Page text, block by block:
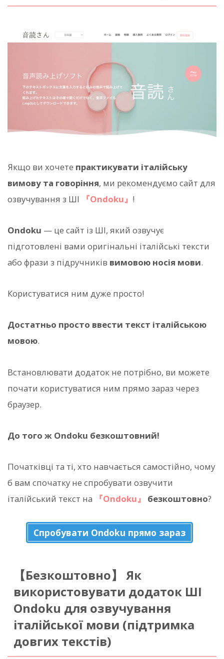
Якщо ви хочете практикувати італійську
вимову та говоріння, ми рекомендуємо сайт для
озвучування з ШІ
『Ondoku』 !
Ondoku — це сайт із ШІ, який озвучує
підготовлені вами оригінальні італійські тексти
або фрази з підручників вимовою носія мови.
Користуватися ним дуже просто!
Достатньо просто ввести текст італійською
мовою.
Встановлювати додаток не потрібно, ви можете
почати користуватися ним прямо зараз через
браузер.
До того ж Ondoku безкоштовний!
Початківці та ті, хто навчається самостійно, чому
б вам спочатку не спробувати озвучити
італійський текст на
『Ondoku』 безкоштовно?
Спробувати Ondoku прямо зараз
【Безкоштовно】 Як
використовувати додаток ШІ
Ondoku для озвучування
італійської мови (підтримка
довгих текстів)